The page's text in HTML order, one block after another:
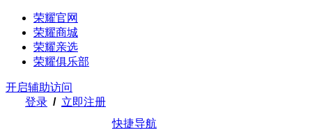
荣耀官网
荣耀商城
荣耀亲选
荣耀俱乐部
开启辅助访问
登录 / 立即注册
快捷导航